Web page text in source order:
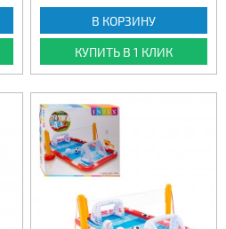
В КОРЗИНУ
КУПИТЬ В 1 КЛИК